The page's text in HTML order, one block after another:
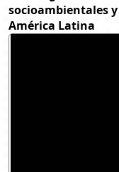
socioambientales
América Latina